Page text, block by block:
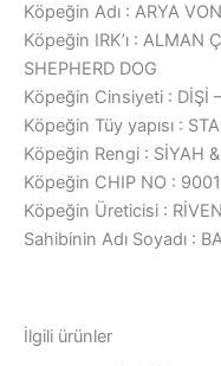
Köpeğin Adı : ARYA
Köpeğin IRK’ı : ALMAN
SHEPHERD DOG
Köpeğin Cinsiyeti : DİŞİ
Köpeğin Tüy yapısı :
Köpeğin Rengi : SİYAH
Köpeğin CHIP NO :
Köpeğin Üreticisi :
Sahibinin Adı Soyadı :
İlgili ürünler